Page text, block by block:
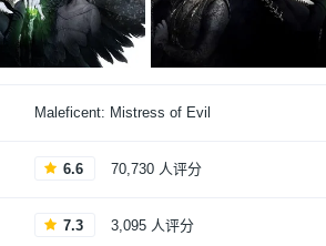
Maleficent: Mistress of Evil
6.6 70,730 人评分
7.3 3,095 人评分